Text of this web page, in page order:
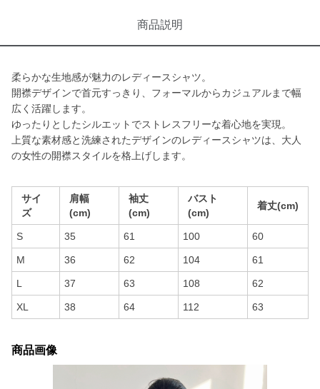
商品説明
柔らかな生地感が魅力のレディースシャツ。
開襟デザインで首元すっきり、フォーマルからカジュアルまで幅
広く活躍します。
ゆったりとしたシルエットでストレスフリーな着心地を実現。
上質な素材感と洗練されたデザインのレディースシャツは、大人
の女性の開襟スタイルを格上げします。
サイ
ズ
肩幅
(cm)
袖丈
(cm)
バスト
(cm)
着丈(cm)
S 35 61 100 60
M 36 62 104 61
L 37 63 108 62
XL 38 64 112 63
商品画像